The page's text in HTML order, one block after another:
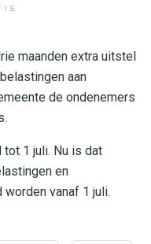
maanden extra uitstel
aan
de ondenemers
1 juli. Nu is dat
en
vanaf 1 juli.